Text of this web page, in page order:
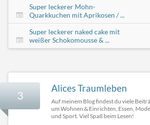
Super leckerer Mohn-
Quarkkuchen mit Aprikosen / ...
Super leckerer naked cake mit
weißer Schokomousse & ...
3
Alices Traumleben
Auf meinem Blog findest du viele
um Wohnen & Einrichten, Essen,
und Sport. Viel Spaß beim Lesen!